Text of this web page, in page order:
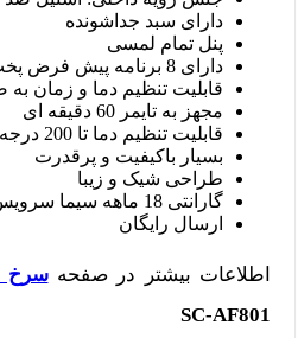
دارای سبد جداشونده
پنل تمام لمسی
دارای 8 برنامه پیش فرض پخت غذا
قابلیت تنظیم دما و زمان
مجهز به تایمر 60 دقیقه ای
قابلیت تنظیم دما تا 200 درجه
بسیار باکیفیت و پرقدرت
طراحی شیک و زیبا
گارانتی 18 ماهه سیما سرویس
ارسال رایگان
اطلاعات بیشتر در صفحهسرخ
SC-AF801